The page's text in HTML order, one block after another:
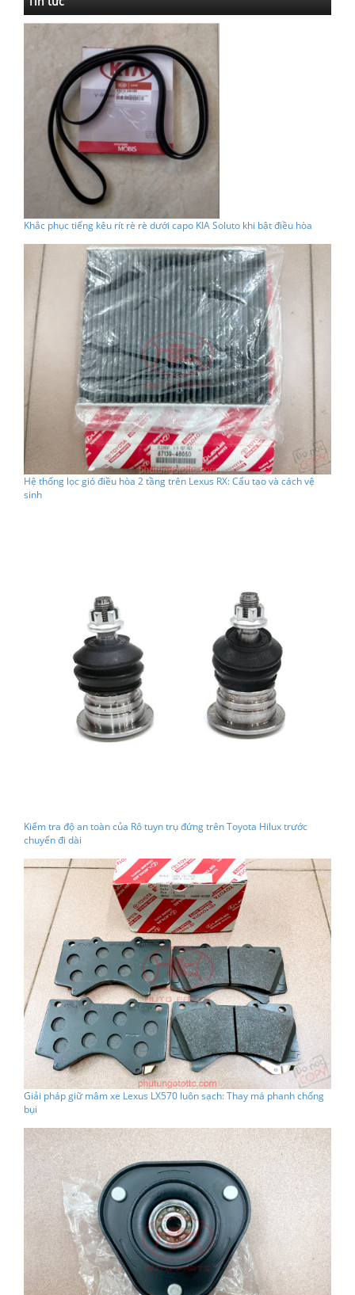
Khắc phục tiếng kêu rít rè rè dưới capo KIA Soluto khi bật điều hòa
Hệ thống lọc gió điều hòa 2 tầng trên Lexus RX: Cấu tạo và cách vệ
sinh
Kiểm tra độ an toàn của Rô tuyn trụ đứng trên Toyota Hilux trước
chuyến đi dài
Giải pháp giữ mâm xe Lexus LX570 luôn sạch: Thay má phanh chống
bụi